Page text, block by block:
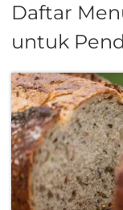
Daftar
untuk